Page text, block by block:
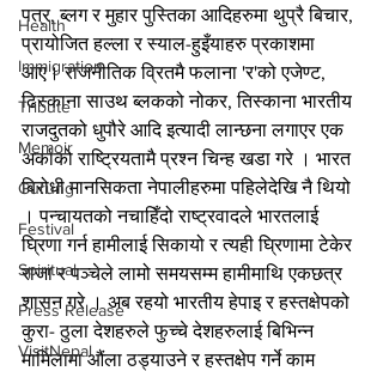
Health
Immigration
Tribute
Memoir
Gurung
Festival
Spiritual
Press Release
VisitNepal
पत्र, ब्लग र मुहार पुस्तिका आदिहरुमा थुप्रै बिचार,
प्रायोजित हल्ला र स्याल-हुइँयाहरु प्रकाशमा
आए। राजनीतिक व्रितमै फलाना 'र'को एजेण्ट,
ढिस्काना साउथ ब्लकको नोकर, तिस्काना भारतीय
राजदुतको धुपौरे आदि इत्यादी लान्छना लगाएर एक
अर्काको राष्ट्रियतामै प्रश्न चिन्ह खडा गरे । भारत
बिरोधी मानसिकता नेपालीहरुमा पहिलेदेखि नै थियो
। पन्चायतको नचाहिँदो राष्ट्रवादले भारतलाई
घ्रिणा गर्न हामीलाई सिकायो र त्यही घ्रिणामा टेकेर
राजा र पञ्चेले लामो समयसम्म हामीमाथि एकछत्र
शासन गरे । अब रहयो भारतीय हेपाइ र हस्तक्षेपको
कुरा- ठुला देशहरुले फुच्चे देशहरुलाई बिभिन्न
मामिलामा औंला ठड्याउने र हस्तक्षेप गर्ने काम